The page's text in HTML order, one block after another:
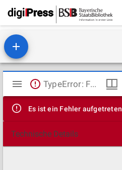
Mirador
Viewer
TypeError: Failed to fetch
Es ist ein Fehler aufgetreten
Technische Details